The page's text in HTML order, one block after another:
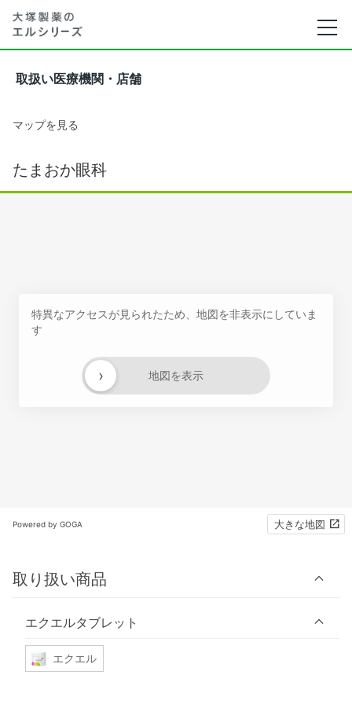
取扱い医療機関・店舗
マップを見る
たまおか眼科
特異なアクセスが見られたため、地図を非表示にしていま
す
地図を表示
›
Powered by GOGA 大きな地図
取り扱い商品
エクエルタブレット
エクエル